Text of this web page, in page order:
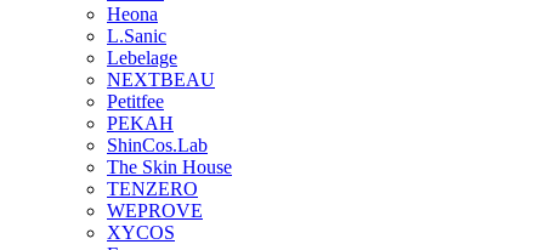
Heona
L.Sanic
Lebelage
NEXTBEAU
Petitfee
PEKAH
ShinCos.Lab
The Skin House
TENZERO
WEPROVE
XYCOS